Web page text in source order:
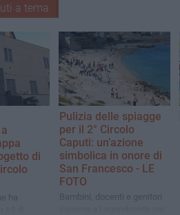
a tema
di
ha
Pulizia delle spiagge
per il 2° Circolo
Caputi: un’azione
simbolica in onore di
San Francesco - LE
FOTO
Bambini, docenti e genitori